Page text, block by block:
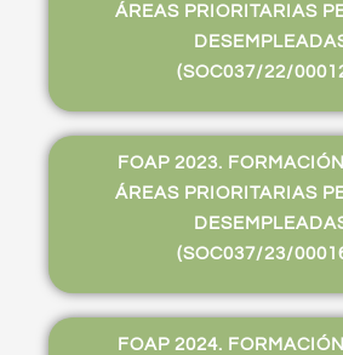
ÁREAS PRIORITARIAS
(SOC037/22/
FOAP 2023.
ÁREAS PRIORITARIAS
(SOC037/23/
FOAP 2024.